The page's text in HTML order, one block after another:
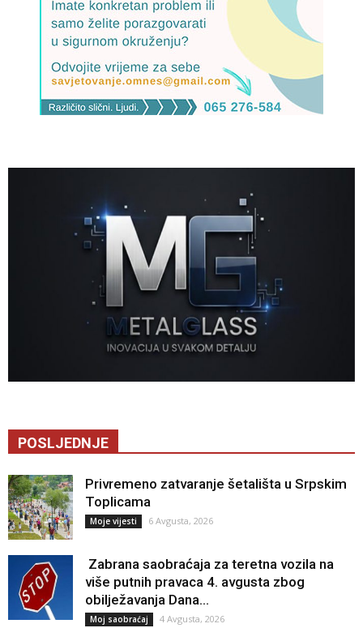
POSLJEDNJE
Privremeno zatvaranje šetališta u Srpskim
Toplicama
Moje vijesti 6 Avgusta, 2026
Zabrana saobraćaja za teretna vozila na
više putnih pravaca 4. avgusta zbog
obilježavanja Dana...
Moj saobraćaj 4 Avgusta, 2026